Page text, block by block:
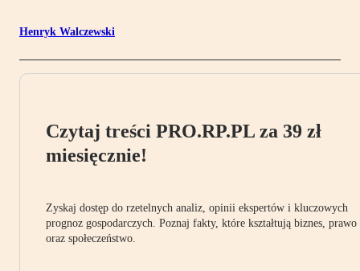
Henryk Walczewski
Czytaj treści PRO.RP.PL za 39 zł
miesięcznie!
Zyskaj dostęp do rzetelnych analiz, opinii ekspertów i kluczowych
prognoz gospodarczych. Poznaj fakty, które kształtują biznes, prawo
oraz społeczeństwo.